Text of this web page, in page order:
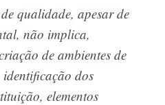
qualidade, apesar de
não implica,
de ambientes de
identificação dos
elementos